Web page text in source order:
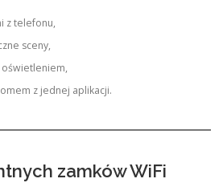
z telefonu,
sceny,
oświetleniem,
z jednej aplikacji.
zamków WiFi